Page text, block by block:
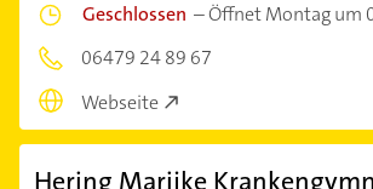
Geschlossen –Öffnet Montag um
06479 24 89 67
Webseite
Hering Marijke